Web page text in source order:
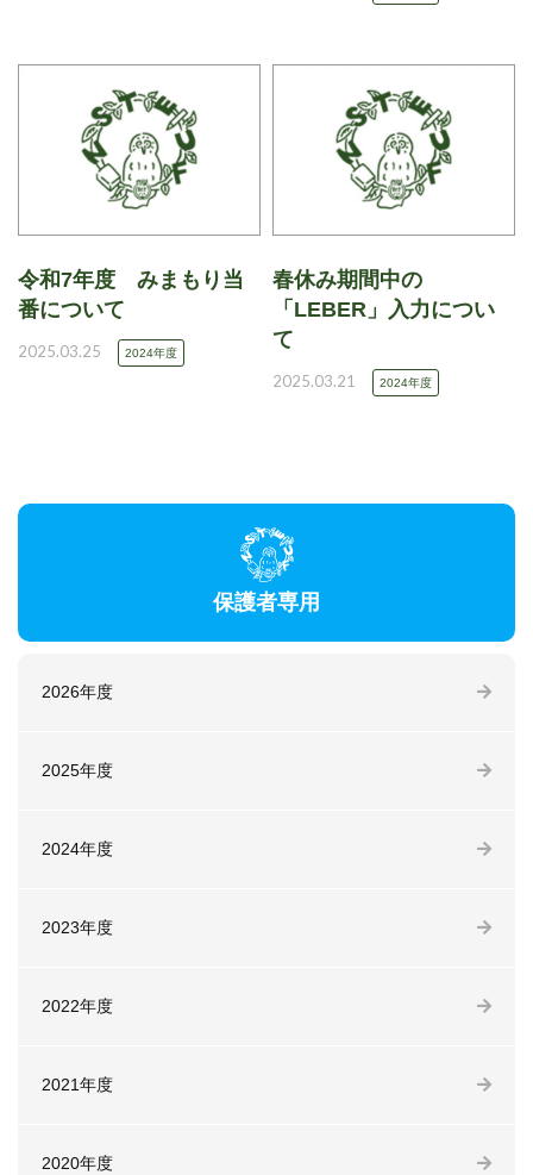
令和7年度 みまもり当
番について
2025.03.25 2024年度
春休み期間中の
「LEBER」入力につい
て
2025.03.21 2024年度
保護者専用
2026年度
2025年度
2024年度
2023年度
2022年度
2021年度
2020年度